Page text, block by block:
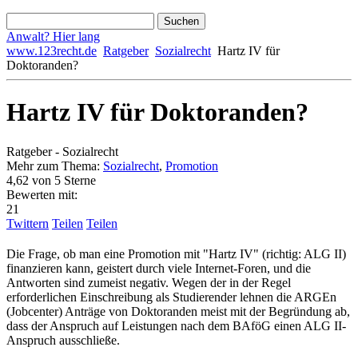
Anwalt? Hier lang
www.123recht.de Ratgeber Sozialrecht Hartz IV für
Doktoranden?
Hartz IV für Doktoranden?
Ratgeber - Sozialrecht
Mehr zum Thema: Sozialrecht, Promotion
4,62 von 5 Sterne
Bewerten mit:
21
Twittern Teilen Teilen
Die Frage, ob man eine Promotion mit "Hartz IV" (richtig: ALG II)
finanzieren kann, geistert durch viele Internet-Foren, und die
Antworten sind zumeist negativ. Wegen der in der Regel
erforderlichen Einschreibung als Studierender lehnen die ARGEn
(Jobcenter) Anträge von Doktoranden meist mit der Begründung ab,
dass der Anspruch auf Leistungen nach dem BAföG einen ALG II-
Anspruch ausschließe.